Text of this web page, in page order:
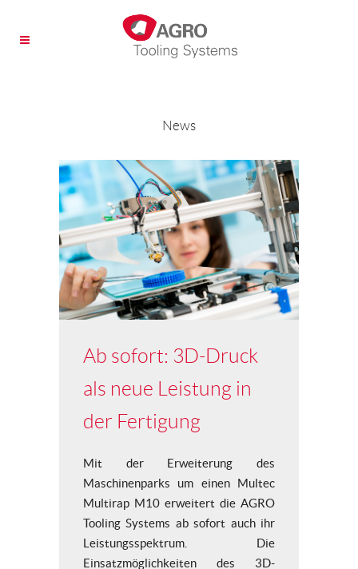
News
Ab sofort: 3D-Druck
als neue Leistung in
der Fertigung
Mit der Erweiterung des
Maschinenparks um einen Multec
Multirap M10 erweitert die AGRO
Tooling Systems ab sofort auch ihr
Leistungsspektrum. Die
Einsatzmöglichkeiten des 3D-